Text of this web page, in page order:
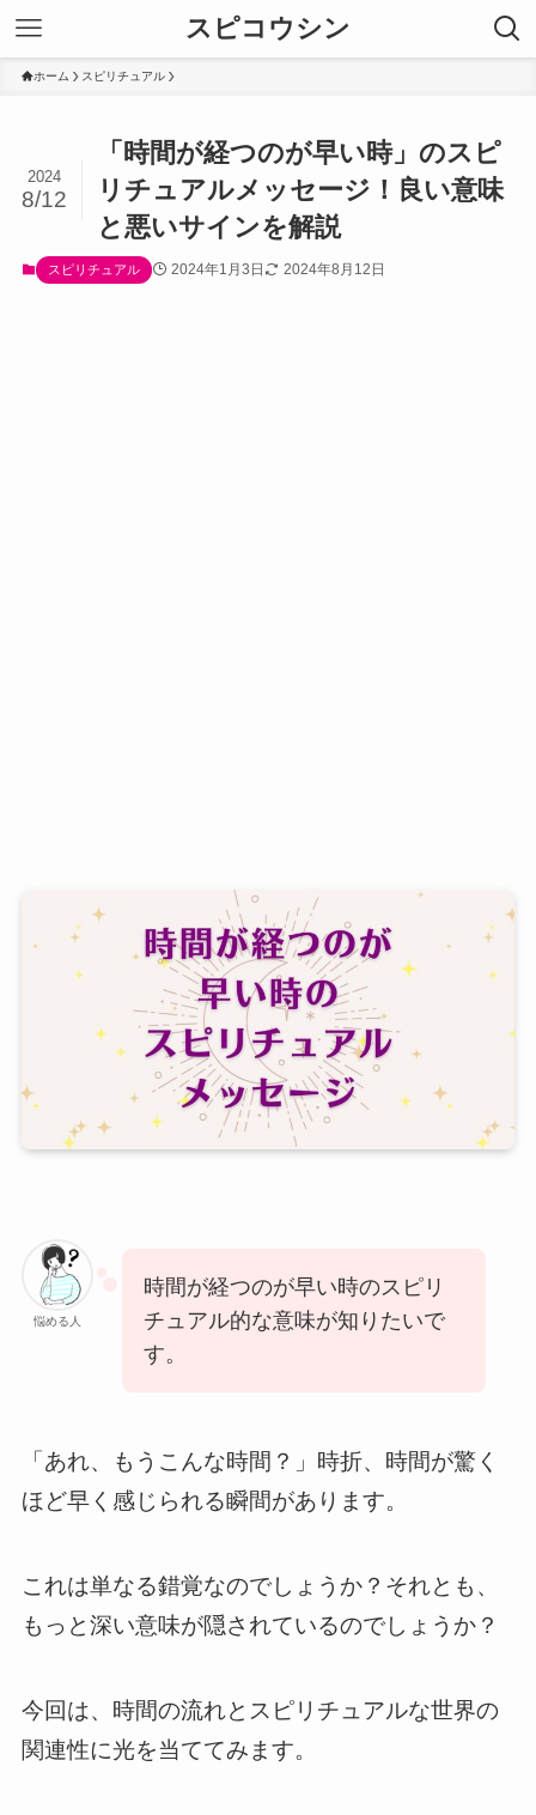
スピコウシン
ホーム スピリチュアル
「時間が経つのが早い時」のスピ
リチュアルメッセージ！良い意味
と悪いサインを解説
2024
8/12
スピリチュアル 2024年1月3日 2024年8月12日
悩める人
時間が経つのが早い時のスピリ
チュアル的な意味が知りたいで
す。
「あれ、もうこんな時間？」時折、時間が驚く
ほど早く感じられる瞬間があります。
これは単なる錯覚なのでしょうか？それとも、
もっと深い意味が隠されているのでしょうか？
今回は、時間の流れとスピリチュアルな世界の
関連性に光を当ててみます。